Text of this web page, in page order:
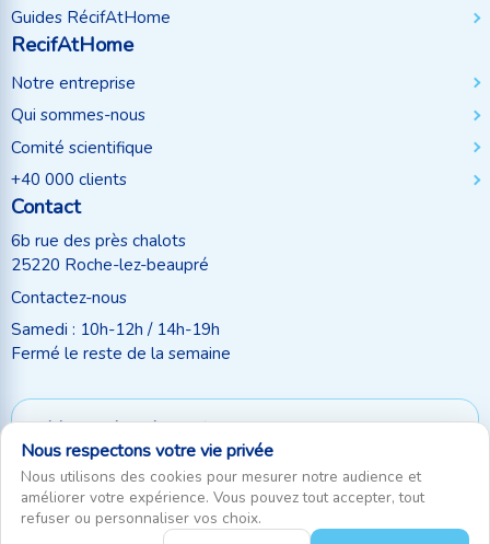
Guides RécifAtHome
RecifAtHome
Notre entreprise
Qui sommes-nous
Comité scientifique
+40 000 clients
Contact
6b rue des près chalots
25220 Roche-lez-beaupré
Contactez-nous
Samedi : 10h-12h / 14h-19h
Fermé le reste de la semaine
Moyen de paiement
Suivez-nous
Nous respectons votre vie privée
Nous utilisons des cookies pour mesurer notre audience et
améliorer votre expérience. Vous pouvez tout accepter, tout
refuser ou personnaliser vos choix.